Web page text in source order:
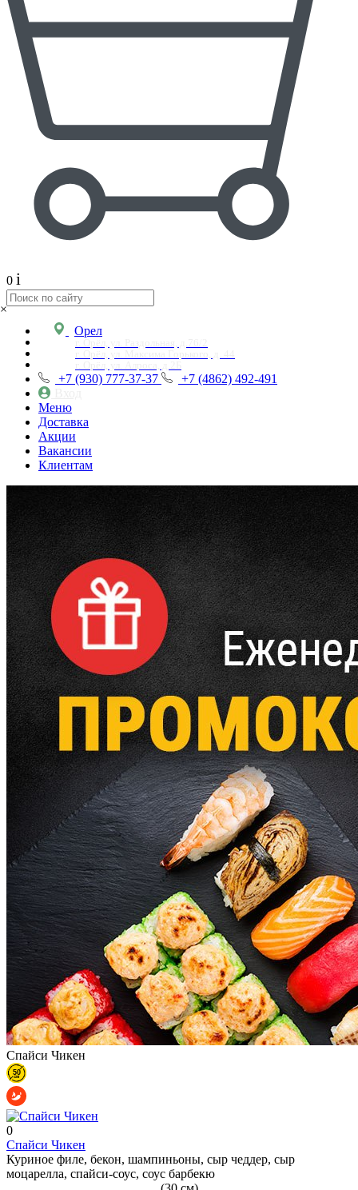
0 i
×
Орел
+7 (930) 777-37-37
+7 (4862) 492-491
Меню
Доставка
Акции
Вакансии
Клиентам
Спайси Чикен
0
Спайси Чикен
Куриное филе, бекон, шампиньоны, сыр чеддер, сыр
моцарелла, спайси-соус, соус барбекю